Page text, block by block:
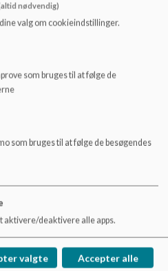
20:05
Udpluk fra
tilbagemeldingerne fra
gruppearbejdet:
-Alle børn har værdi.
ligebehandling på et
kommende møde.
20:40
Det næste fælles
kommunale dialogmøde
nødvendig)
valg om cookieindstillinger.
som bruges til at følge de
som bruges til at følge de besøgendes
aktivere/deaktivere alle apps.
valgte Accepter alle